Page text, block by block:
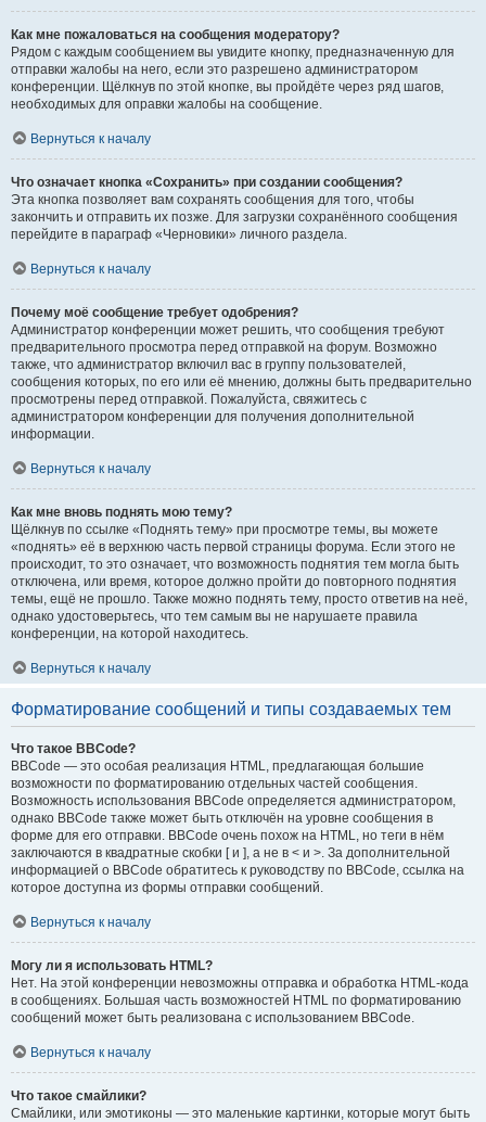
Как мне пожаловаться на сообщения модератору?
Рядом с каждым сообщением вы увидите кнопку, предназначенную для
отправки жалобы на него, если это разрешено администратором
конференции. Щёлкнув по этой кнопке, вы пройдёте через ряд шагов,
необходимых для оправки жалобы на сообщение.
Вернуться к началу
Что означает кнопка «Сохранить» при создании сообщения?
Эта кнопка позволяет вам сохранять сообщения для того, чтобы
закончить и отправить их позже. Для загрузки сохранённого сообщения
перейдите в параграф «Черновики» личного раздела.
Вернуться к началу
Почему моё сообщение требует одобрения?
Администратор конференции может решить, что сообщения требуют
предварительного просмотра перед отправкой на форум. Возможно
также, что администратор включил вас в группу пользователей,
сообщения которых, по его или её мнению, должны быть предварительно
просмотрены перед отправкой. Пожалуйста, свяжитесь с
администратором конференции для получения дополнительной
информации.
Вернуться к началу
Как мне вновь поднять мою тему?
Щёлкнув по ссылке «Поднять тему» при просмотре темы, вы можете
«поднять» её в верхнюю часть первой страницы форума. Если этого не
происходит, то это означает, что возможность поднятия тем могла быть
отключена, или время, которое должно пройти до повторного поднятия
темы, ещё не прошло. Также можно поднять тему, просто ответив на неё,
однако удостоверьтесь, что тем самым вы не нарушаете правила
конференции, на которой находитесь.
Вернуться к началу
Форматирование сообщений и типы создаваемых тем
Что такое BBCode?
BBCode — это особая реализация HTML, предлагающая большие
возможности по форматированию отдельных частей сообщения.
Возможность использования BBCode определяется администратором,
однако BBCode также может быть отключён на уровне сообщения в
форме для его отправки. BBCode очень похож на HTML, но теги в нём
заключаются в квадратные скобки [ и ], а не в < и >. За дополнительной
информацией о BBCode обратитесь к руководству по BBCode, ссылка на
которое доступна из формы отправки сообщений.
Вернуться к началу
Могу ли я использовать HTML?
Нет. На этой конференции невозможны отправка и обработка HTML-кода
в сообщениях. Большая часть возможностей HTML по форматированию
сообщений может быть реализована с использованием BBCode.
Вернуться к началу
Что такое смайлики?
Смайлики, или эмотиконы — это маленькие картинки, которые могут быть